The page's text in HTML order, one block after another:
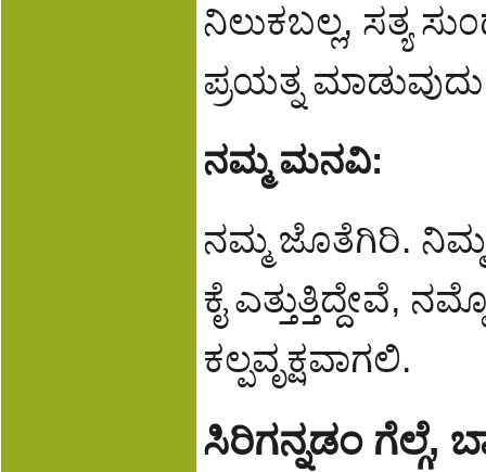
ನಿಲುಕಬಲ್ಲ, ಸತ್ಯ
ಪ್ರಯತ್ನ
ನಮ್ಮ ಮನವಿ:
ನಮ್ಮ ಜೊತೆಗಿರಿ. ನಿಮ್ಮ
ಕೈ ಎತ್ತುತ್ತಿದ್ದೇವೆ,
ಕಲ್ಪವೃಕ್ಷವಾಗಲಿ.
ಸಿರಿಗನ್ನಡಂ ಗೆಲ್ಗೆ,